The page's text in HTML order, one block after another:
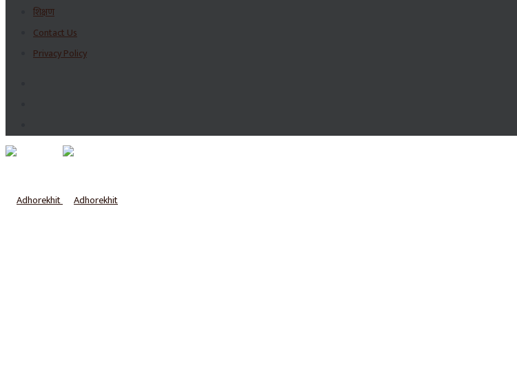
शिक्षण
Contact Us
Privacy Policy